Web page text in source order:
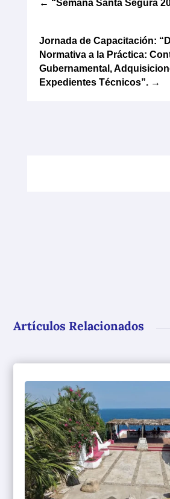
← “Semana Santa Segura
Jornada de Capacitación:
Normativa a la Práctica:
Gubernamental,
Expedientes Técnicos”.→
Artículos Relacionados